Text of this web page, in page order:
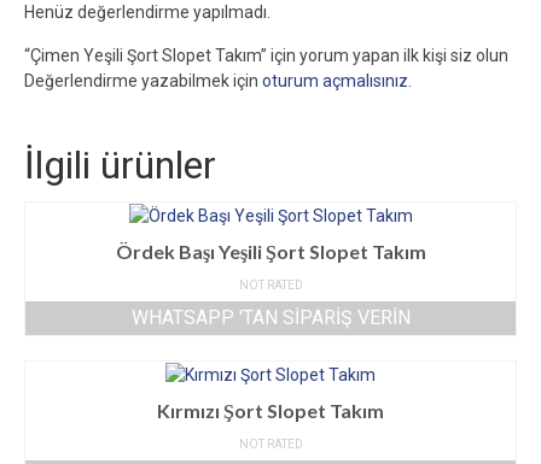
Henüz değerlendirme yapılmadı.
“Çimen Yeşili Şort Slopet Takım” için yorum yapan ilk kişi siz olun
Değerlendirme yazabilmek için oturum açmalısınız
İlgili ürünler
Ördek Başı Yeşili Şort Slopet Takım
NOT RATED
WHATSAPP 'TAN SIPARIŞ VERIN
Kırmızı Şort Slopet Takım
NOT RATED